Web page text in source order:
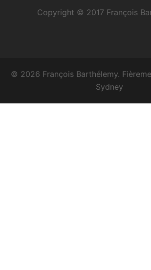
Copyright © 2017 François
© 2026 François Barthélemy.
Sydney